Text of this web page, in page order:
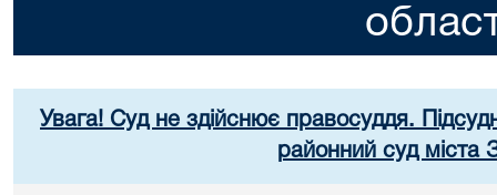
Увага! Суд не здійснює правосуддя.
районний суд міста